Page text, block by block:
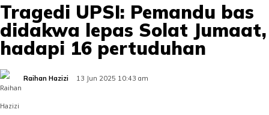
Tragedi UPSI: Pemandu bas
didakwa lepas Solat Jumaat,
hadapi 16 pertuduhan
Raihan Hazizi 13 Jun 2025 10:43 am